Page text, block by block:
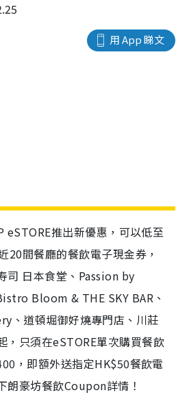
用 App 睇文
eSTORE推出新優惠，可以低至
20間餐廳的餐飲電子現金券，
司 日本食堂、Passion by
Bloom & THE SKY BAR、
、道頓堀御好燒專門店、川莊
，只須在eSTORE單次購買餐飲
，即額外送指定HK$50餐飲電
朗豪坊餐飲Coupon詳情！